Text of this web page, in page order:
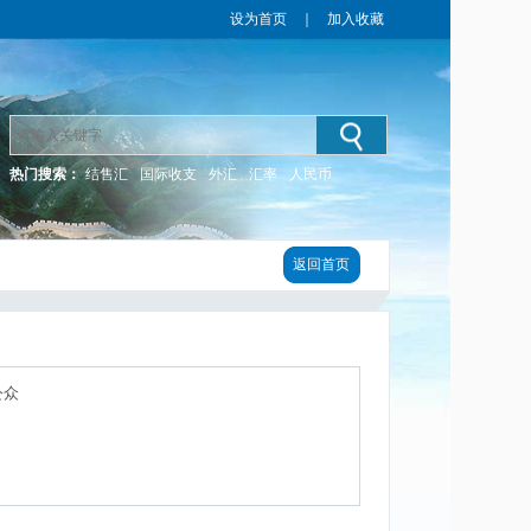
设为首页 加入收藏
热门搜索： 结售汇 国际收支 外汇 汇率 人民币
返回首页
众